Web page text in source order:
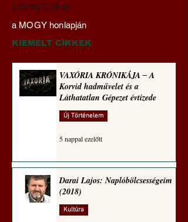
Hajdu Zoltán:
Transzhumanizmus és
technomorál ‒ 22/28.
Rugalmas technomorál:
a Szilaj Csikón
a MOGY honlapján
KIEMELT CIKKEK
VAXÓRIA KRÓNIKÁJA ‒ A
Korvid hadművelet és a
Láthatatlan Gépezet évtizede
Új Történelem
5 nappal ezelőtt
Darai Lajos: Naplóbölcsességeim
(2018)
Kultúra